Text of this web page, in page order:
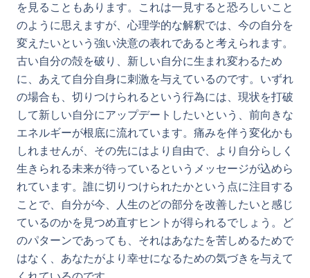
を見ることもあります。これは一見すると恐ろしいこと
のように思えますが、心理学的な解釈では、今の自分を
変えたいという強い決意の表れであると考えられます。
古い自分の殻を破り、新しい自分に生まれ変わるため
に、あえて自分自身に刺激を与えているのです。いずれ
の場合も、切りつけられるという行為には、現状を打破
して新しい自分にアップデートしたいという、前向きな
エネルギーが根底に流れています。痛みを伴う変化かも
しれませんが、その先にはより自由で、より自分らしく
生きられる未来が待っているというメッセージが込めら
れています。誰に切りつけられたかという点に注目する
ことで、自分が今、人生のどの部分を改善したいと感じ
ているのかを見つめ直すヒントが得られるでしょう。ど
のパターンであっても、それはあなたを苦しめるためで
はなく、あなたがより幸せになるための気づきを与えて